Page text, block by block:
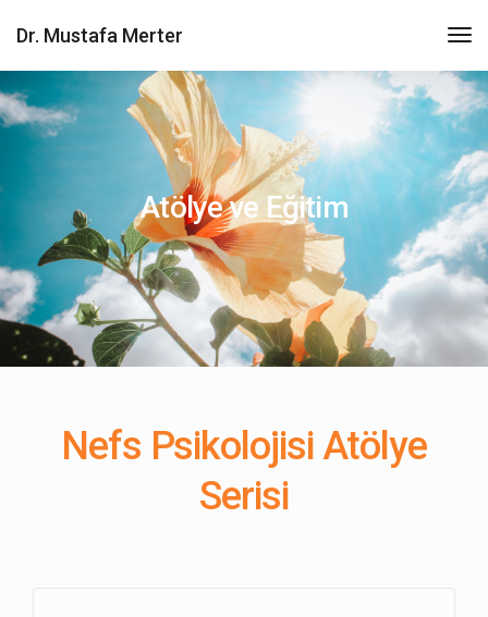
Dr. Mustafa Merter
Atölye ve Eğitim
Nefs Psikolojisi Atölye
Serisi